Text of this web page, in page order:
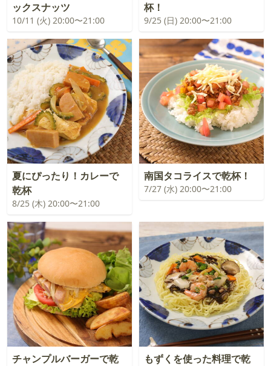
ックスナッツ
10/11 (火) 20:00〜21:00
杯！
9/25 (日) 20:00〜21:00
夏にぴったり！カレーで
乾杯
8/25 (木) 20:00〜21:00
南国タコライスで乾杯！
7/27 (水) 20:00〜21:00
チャンプルバーガーで乾
もずくを使った料理で乾